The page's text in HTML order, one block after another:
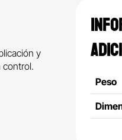
y
control.
Peso